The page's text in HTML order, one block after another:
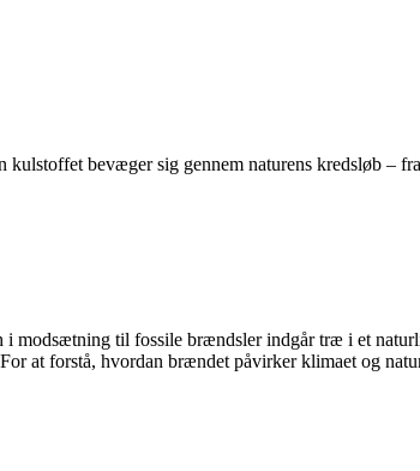
bevæger sig gennem naturens kredsløb –
modsætning til fossile brændsler indgår træ i et
at forstå, hvordan brændet påvirker klimaet og